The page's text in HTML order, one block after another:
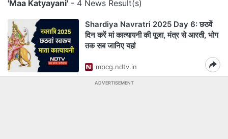
'Maa Katyayani' - 4 News Result(s)
Shardiya Navratri 2025 Day 6: छठवें
दिन करें मां कात्यायनी की पूजा, मंत्र से आरती, भोग
तक सब जानिए यहां
mpcg.ndtv.in
ADVERTISEMENT